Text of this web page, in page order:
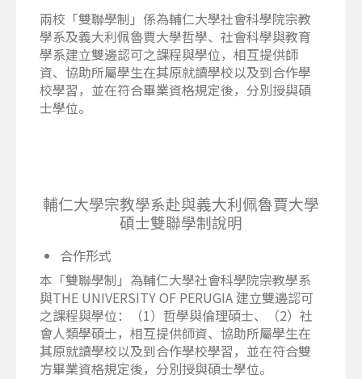
兩校「雙聯學制」係為輔仁大學社會科學院宗教
學系及義大利佩魯賈大學哲學、社會科學與教育
學系建立雙邊認可之課程與學位，相互提供師
資、協助所屬學生在其原就讀學校以及到合作學
校學習，並在符合畢業資格規定後，分別授與碩
士學位。
輔仁大學宗教學系赴與義大利佩魯賈大學
碩士雙聯學制說明
合作形式
本「雙聯學制」為輔仁大學社會科學院宗教學系
與THE UNIVERSITY OF PERUGIA 建立雙邊認可
之課程與學位：（1）哲學與倫理碩士、（2）社
會人類學碩士，相互提供師資、協助所屬學生在
其原就讀學校以及到合作學校學習，並在符合雙
方畢業資格規定後，分別授與碩士學位。